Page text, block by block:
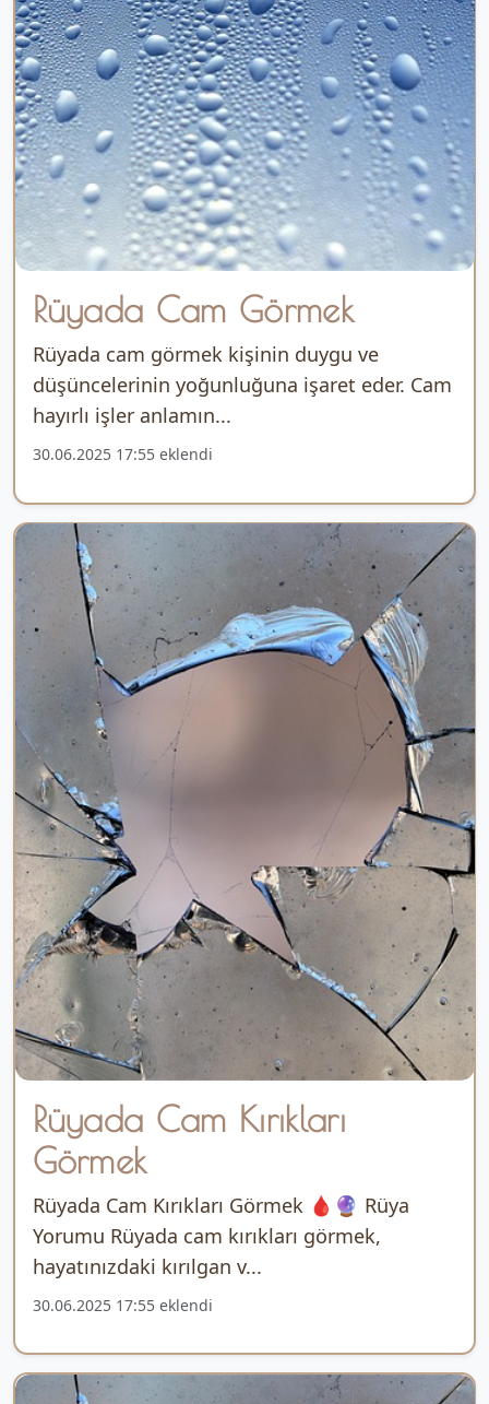
Rüyada Cam Görmek
Rüyada cam görmek kişinin duygu ve
düşüncelerinin yoğunluğuna işaret eder. Cam
hayırlı işler anlamın...
30.06.2025 17:55 eklendi
Rüyada Cam Kırıkları
Görmek
Rüyada Cam Kırıkları Görmek 🩸🔮 Rüya
Yorumu Rüyada cam kırıkları görmek,
hayatınızdaki kırılgan v...
30.06.2025 17:55 eklendi